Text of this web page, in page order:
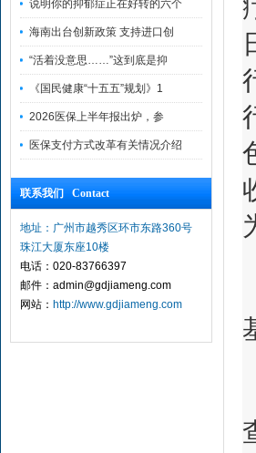
说明你的抑郁症正在好转的六个
海南出台创新政策 支持进口创
“活着没意思……”这到底是抑
《国民健康“十五五”规划》1
2026医保上半年报出炉，参
医保支付方式改革有关情况介绍
联系我们 Contact
地址：广州市越秀区环市东路360号
珠江大厦东座10楼
电话：020-83766397
邮件：admin@gdjiameng.com
网站： http://www.gdjiameng.com